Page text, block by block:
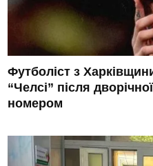
Футболіст з
“Челсі” після
номером